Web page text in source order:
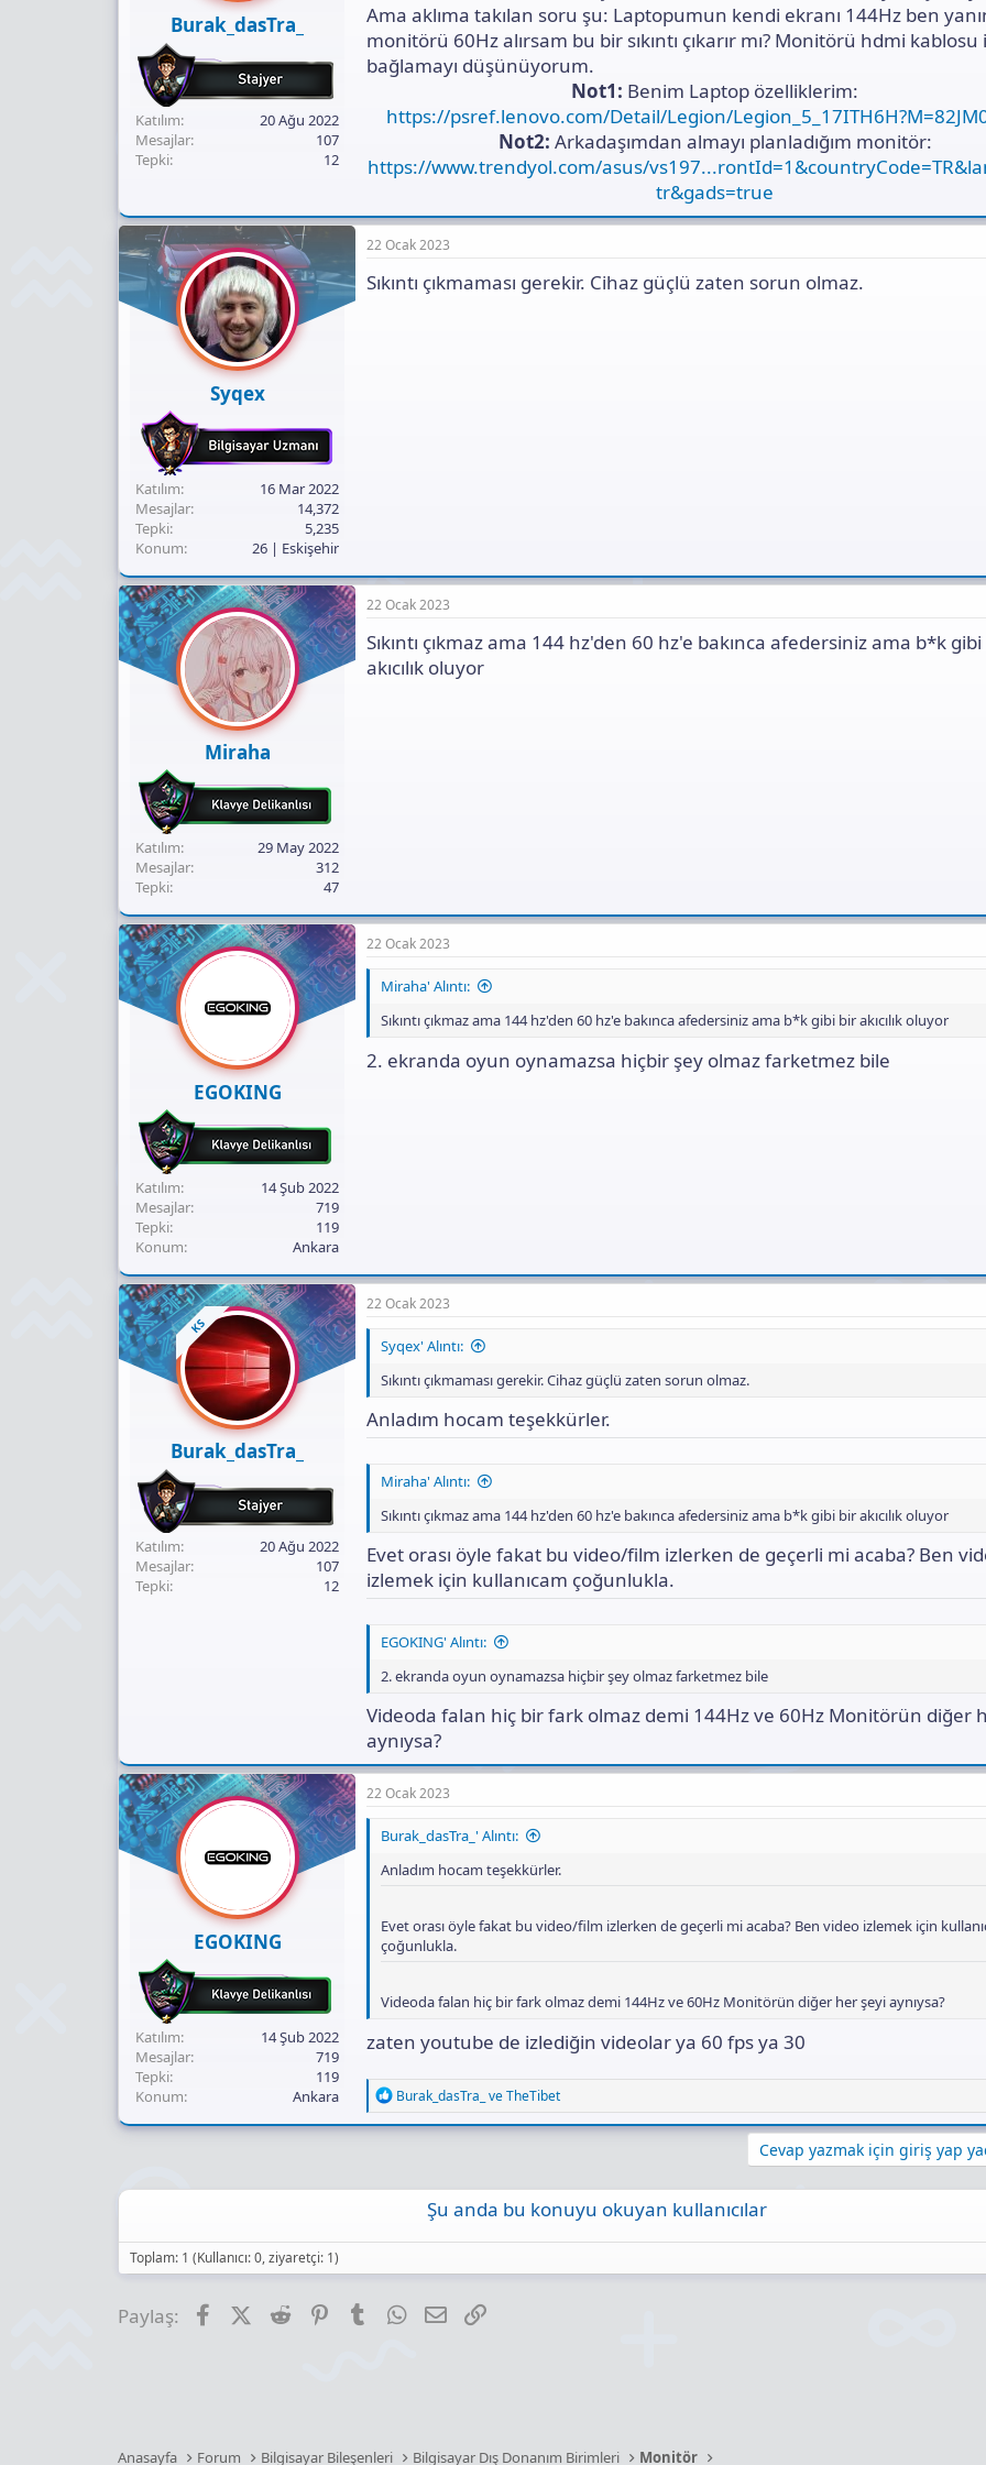
n
ı
o
p
y
a
l
Burak_dasTra_
Katılım
20 Ağu 2022
Mesajlar
107
Tepki
12
Ama aklıma takılan soru şu: Laptopumun kendi ekranı 144Hz ben
monitörü 60Hz alırsam bu bir sıkıntı çıkarır mı? Monitörü hdmi kablosu
bağlamayı düşünüyorum.
Not1: Benim Laptop özelliklerim:
https://psref.lenovo.com/Detail/Legion/
Not2: Arkadaşımdan almayı planladığım monitör:
https://www.trendyol.com/asus/
tr&gads=true
Syqex
Katılım
16 Mar 2022
Mesajlar
14,372
Tepki
5,235
Konum
26 | Eskişehir
22 Ocak 2023
Sıkıntı çıkmaması gerekir. Cihaz güçlü zaten sorun olmaz.
Miraha
Katılım
29 May 2022
Mesajlar
312
Tepki
47
22 Ocak 2023
Sıkıntı çıkmaz ama 144 hz'den 60 hz'e bakınca afedersiniz ama b*k
akıcılık oluyor
EGOKING
Katılım
14 Şub 2022
Mesajlar
719
Tepki
119
Konum
Ankara
22 Ocak 2023
Miraha' Alıntı:
Sıkıntı çıkmaz ama 144 hz'den 60 hz'e bakınca afedersiniz ama b*k gibi bir akıcılık oluyor
2. ekranda oyun oynamazsa hiçbir şey olmaz farketmez bile
KS
Burak_dasTra_
Katılım
20 Ağu 2022
Mesajlar
107
Tepki
12
22 Ocak 2023
Syqex' Alıntı:
Sıkıntı çıkmaması gerekir. Cihaz güçlü zaten sorun olmaz.
Anladım hocam teşekkürler.
Miraha' Alıntı:
Sıkıntı çıkmaz ama 144 hz'den 60 hz'e bakınca afedersiniz ama b*k gibi bir akıcılık oluyor
Evet orası öyle fakat bu video/film izlerken de geçerli mi acaba? Ben
izlemek için kullanıcam çoğunlukla.
EGOKING' Alıntı:
2. ekranda oyun oynamazsa hiçbir şey olmaz farketmez bile
Videoda falan hiç bir fark olmaz demi 144Hz ve 60Hz Monitörün diğer
aynıysa?
EGOKING
Katılım
14 Şub 2022
Mesajlar
719
Tepki
119
Konum
Ankara
22 Ocak 2023
Burak_dasTra_' Alıntı:
Anladım hocam teşekkürler.
Evet orası öyle fakat bu video/film izlerken de geçerli mi acaba? Ben video izlemek için
çoğunlukla.
Videoda falan hiç bir fark olmaz demi 144Hz ve 60Hz Monitörün diğer her şeyi aynıysa?
zaten youtube de izlediğin videolar ya 60 fps ya 30
R
e
a
Burak_dasTra_ veTheTibet
Cevap yazmak için giriş yap
Şu anda bu konuyu okuyan kullanıcılar
Toplam: 1 (Kullanıcı: 0, ziyaretçi: 1)
Paylaş: FacebookX (Twitter)
Reddit PinterestTumblrWhatsApp
E-posta
Anasayfa Forum Bilgisayar Bileşenleri Bilgisayar Dış Donanım Birimleri Monitör